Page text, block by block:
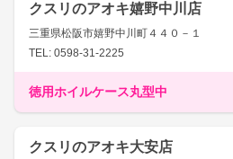
クスリのアオキ嬉野中川店
三重県松阪市嬉野中川町４４０－１
TEL: 0598-31-2225
徳用ホイルケース丸型中
クスリのアオキ大安店